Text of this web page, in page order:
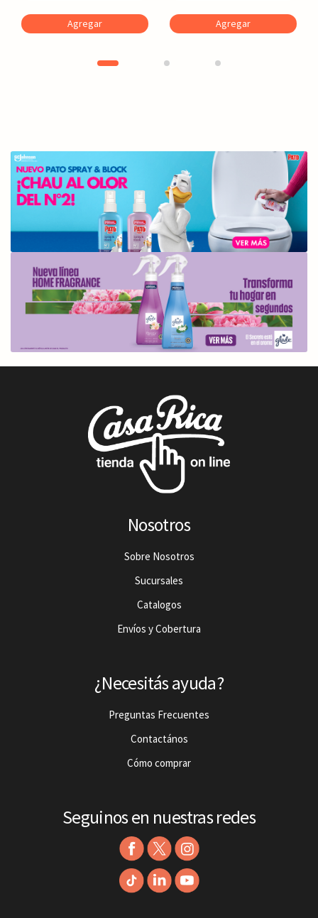
Agregar Agregar
Nosotros
Sobre Nosotros
Sucursales
Catalogos
Envíos y Cobertura
¿Necesitás ayuda?
Preguntas Frecuentes
Contactános
Cómo comprar
Seguinos en nuestras redes